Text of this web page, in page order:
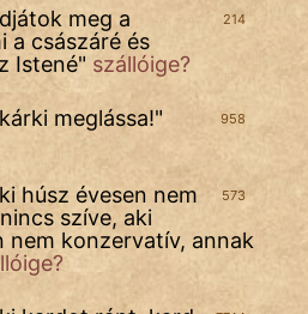
214
meg a
a császáré és
Istené" szállóige?
958
meglássa!"
573
húsz évesen nem
szíve, aki
nem konzervatív, annak